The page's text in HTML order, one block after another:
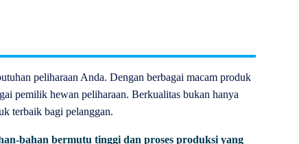
peliharaan Anda. Dengan berbagai macam produk
pemilik hewan peliharaan. Berkualitas bukan hanya
terbaik bagi pelanggan.
bahan bermutu tinggi dan proses produksi yang